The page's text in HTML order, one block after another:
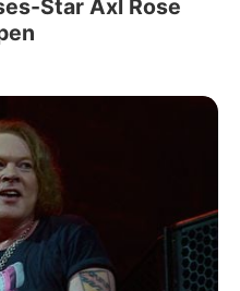
Star Axl Rose